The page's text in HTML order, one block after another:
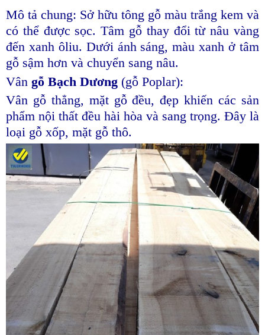
Mô tả chung: Sở hữu tông gỗ màu trắng kem và
có thể được sọc. Tâm gỗ thay đổi từ nâu vàng
đến xanh ôliu. Dưới ánh sáng, màu xanh ở tâm
gỗ sậm hơn và chuyển sang nâu.
Vân gỗ Bạch Dương (gỗ Poplar):
Vân gỗ thẳng, mặt gỗ đều, đẹp khiến các sản
phẩm nội thất đều hài hòa và sang trọng. Đây là
loại gỗ xốp, mặt gỗ thô.